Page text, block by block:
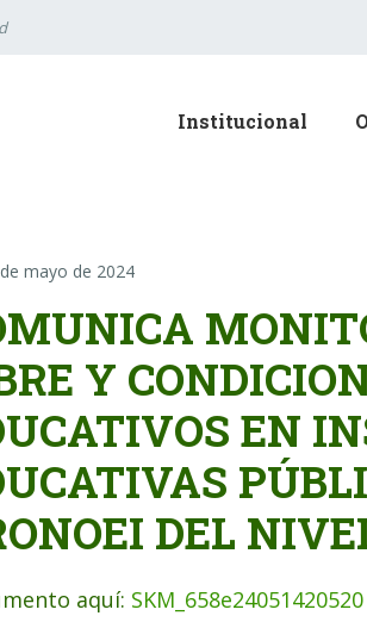
Institucional
mayo de 2024
Y
EN
DEL
aquí: SKM_658e24051420520